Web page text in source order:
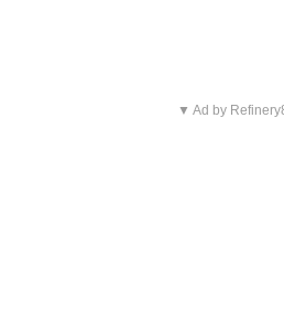
▼ Ad by